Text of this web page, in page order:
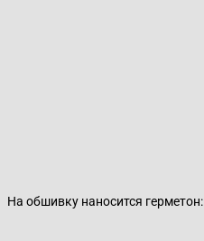
На обшивку наносится герметон: